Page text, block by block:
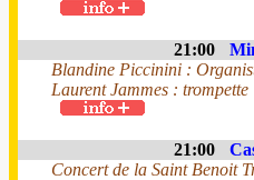
21:00
Blandine Piccinini :
Laurent Jammes : trompette
21:00
Concert de la Saint Benoit